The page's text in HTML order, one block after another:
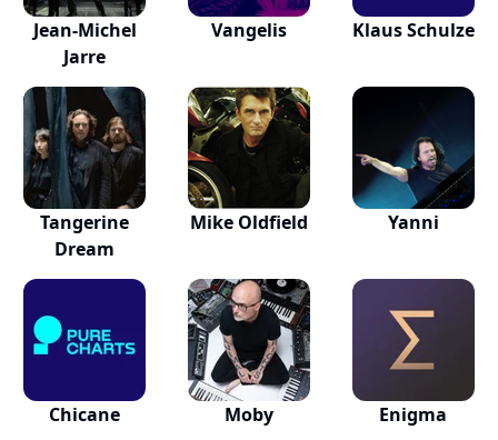
Jean-Michel
Jarre
Vangelis Klaus Schulze
Tangerine
Dream
Mike Oldfield Yanni
Chicane Moby Enigma